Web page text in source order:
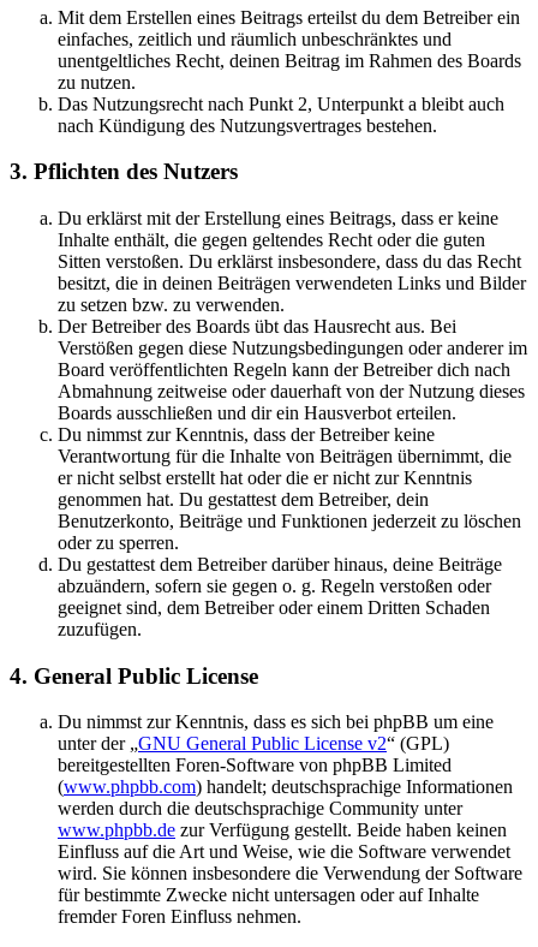
Mit dem Erstellen eines Beitrags erteilst du dem Betreiber ein
einfaches, zeitlich und räumlich unbeschränktes und
unentgeltliches Recht, deinen Beitrag im Rahmen des Boards
zu nutzen.
Das Nutzungsrecht nach Punkt 2, Unterpunkt a bleibt auch
nach Kündigung des Nutzungsvertrages bestehen.
3. Pflichten des Nutzers
Du erklärst mit der Erstellung eines Beitrags, dass er keine
Inhalte enthält, die gegen geltendes Recht oder die guten
Sitten verstoßen. Du erklärst insbesondere, dass du das Recht
besitzt, die in deinen Beiträgen verwendeten Links und Bilder
zu setzen bzw. zu verwenden.
Der Betreiber des Boards übt das Hausrecht aus. Bei
Verstößen gegen diese Nutzungsbedingungen oder anderer im
Board veröffentlichten Regeln kann der Betreiber dich nach
Abmahnung zeitweise oder dauerhaft von der Nutzung dieses
Boards ausschließen und dir ein Hausverbot erteilen.
Du nimmst zur Kenntnis, dass der Betreiber keine
Verantwortung für die Inhalte von Beiträgen übernimmt, die
er nicht selbst erstellt hat oder die er nicht zur Kenntnis
genommen hat. Du gestattest dem Betreiber, dein
Benutzerkonto, Beiträge und Funktionen jederzeit zu löschen
oder zu sperren.
Du gestattest dem Betreiber darüber hinaus, deine Beiträge
abzuändern, sofern sie gegen o. g. Regeln verstoßen oder
geeignet sind, dem Betreiber oder einem Dritten Schaden
zuzufügen.
4. General Public License
Du nimmst zur Kenntnis, dass es sich bei phpBB um eine
unter der „GNU General Public License v2“ (GPL)
bereitgestellten Foren-Software von phpBB Limited
(www.phpbb.com) handelt; deutschsprachige Informationen
werden durch die deutschsprachige Community unter
www.phpbb.de zur Verfügung gestellt. Beide haben keinen
Einfluss auf die Art und Weise, wie die Software verwendet
wird. Sie können insbesondere die Verwendung der Software
für bestimmte Zwecke nicht untersagen oder auf Inhalte
fremder Foren Einfluss nehmen.